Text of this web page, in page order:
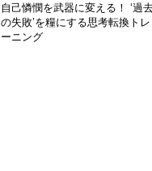
自己憐憫を武器に変える！ ‘過
の失敗’を糧にする思考転換トレ
ーニング